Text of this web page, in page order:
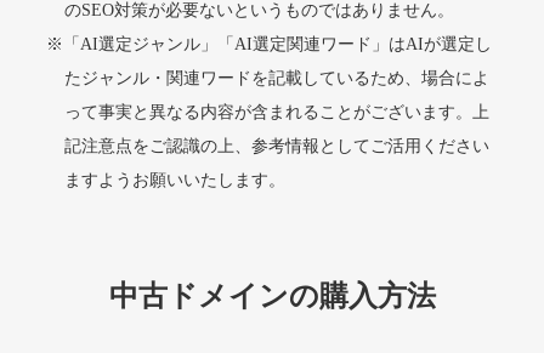
詳細を見る
ジャンルその他
DA51 外部リンク数 1202 ドメイン年齢1年
入札 0件
のSEO対策が必要ないというものではありません。
※「AI選定ジャンル」「AI選定関連ワード」はAIが選定し
たジャンル・関連ワードを記載しているため、場合によ
って事実と異なる内容が含まれることがございます。上
記注意点をご認識の上、参考情報としてご活用ください
ますようお願いいたします。
中古ドメインの購入方法